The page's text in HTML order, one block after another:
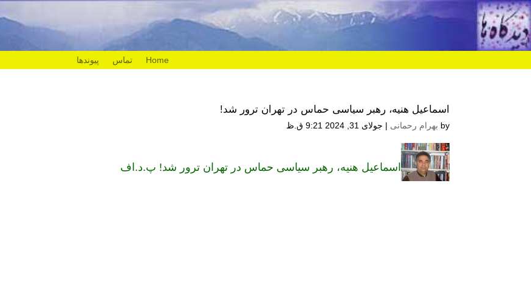
Home تماس پیوندها
اسماعیل هنیه، رهبر سیاسی حماس در تهران ترور شد!
by بهرام رحمانی | جولای 31, 2024 9:21 ق.ظ
اسماعیل هنیه، رهبر سیاسی حماس در تهران ترور شد! پ.د.اف